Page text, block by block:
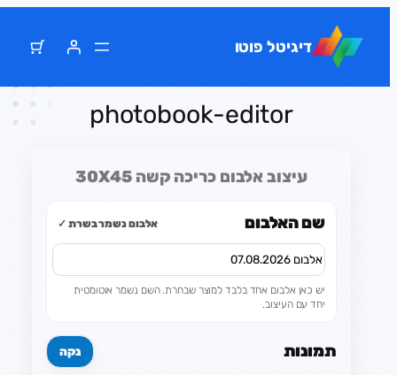
לתוכן
דיגיטל פוטו
photobook-editor
עיצוב אלבום כריכה קשה 30X45
שם האלבום אלבום נשמר בשרת ✓
יש כאן אלבום אחד בלבד למוצר שבחרת. השם נשמר אוטומטית
יחד עם העיצוב.
תמונות נקה